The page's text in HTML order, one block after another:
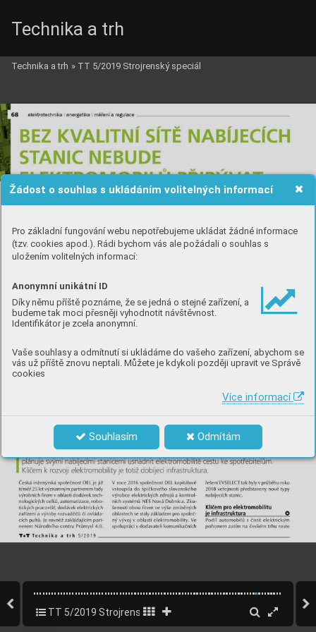
Žádost o souhlas s ukládáním volitelných informací
Pro základní fungování webu nepotřebujeme ukládat žádné informace
(tzv. cookies apod.). Rádi bychom vás ale požádali o souhlas s
uložením volitelných informací:
Anonymní unikátní ID
Díky němu příště poznáme, že se jedná o stejné zařízení, a
budeme tak moci přesněji vyhodnotit návštěvnost.
Identifikátor je zcela anonymní.
Vaše souhlasy a odmítnutí si ukládáme do vašeho zařízení, abychom se
vás už příště znovu neptali. Můžete je kdykoli později upravit ve Správě
cookies
Více informací
Souhlasím Odmítám
Technika a trh
Technika a trh » TT 5/2019 Strojrenský speciál
TT 5/2019 Strojrenský speciál